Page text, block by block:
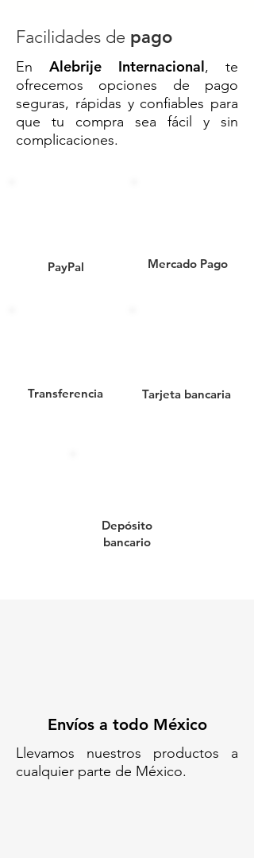
dispositivos para el control del
tránsitoen calles y carreteras.
Codigo SAT: 46161518
VA-INP// VA-IN// VIALETA DE
ACERO INOXIDABLE SIN PERNO
VIALIDAD// DELIMITADORES//
Facilidades de pago
En Alebrije Internacional, te
ofrecemos opciones de pago
seguras, rápidas y confiables para
que tu compra sea fácil y sin
complicaciones.
PayPal Mercado Pago
Transferencia Tarjeta bancaria
Depósito
bancario
Envíos a todo México
Llevamos nuestros productos a
cualquier parte de México.